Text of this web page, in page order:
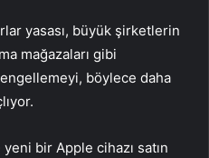
yasası, büyük şirketlerin
mağazaları gibi
böylece daha
yeni bir Apple cihazı satın